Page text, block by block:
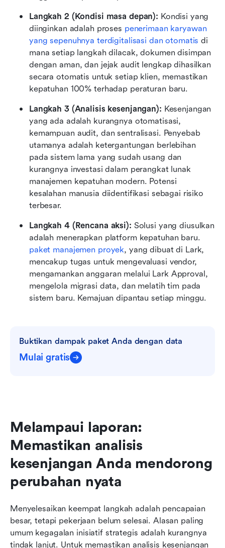
Langkah 2 (Kondisi masa depan): Kondisi yang
diinginkan adalah proses penerimaan karyawan
yang sepenuhnya terdigitalisasi dan otomatis di
mana setiap langkah dilacak, dokumen disimpan
dengan aman, dan jejak audit lengkap dihasilkan
secara otomatis untuk setiap klien, memastikan
kepatuhan 100% terhadap peraturan baru.
Langkah 3 (Analisis kesenjangan): Kesenjangan
yang ada adalah kurangnya otomatisasi,
kemampuan audit, dan sentralisasi. Penyebab
utamanya adalah ketergantungan berlebihan
pada sistem lama yang sudah usang dan
kurangnya investasi dalam perangkat lunak
manajemen kepatuhan modern. Potensi
kesalahan manusia diidentifikasi sebagai risiko
terbesar.
Langkah 4 (Rencana aksi): Solusi yang diusulkan
paket manajemen proyek, yang dibuat di Lark,
mencakup tugas untuk mengevaluasi vendor,
mengamankan anggaran melalui Lark Approval,
mengelola migrasi data, dan melatih tim pada
sistem baru. Kemajuan dipantau setiap minggu.
Buktikan dampak paket Anda dengan data
Mulai gratis
Melampaui laporan:
Memastikan analisis
kesenjangan Anda mendorong
perubahan nyata
Menyelesaikan keempat langkah adalah pencapaian
besar, tetapi pekerjaan belum selesai. Alasan paling
umum kegagalan inisiatif strategis adalah kurangnya
tindak lanjut. Untuk memastikan analisis kesenjangan